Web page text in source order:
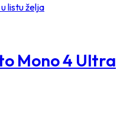
listu želja
Mono 4 Ultra